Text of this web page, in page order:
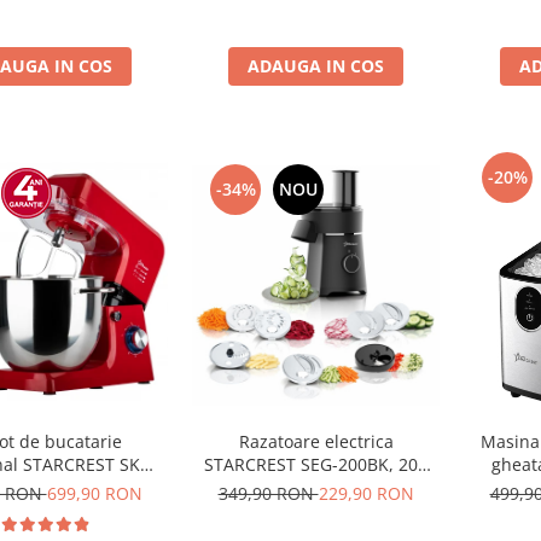
IN COS ADAUGA IN COS
dublu
de bucatarie
STARCREST SKM-
W, Bol 10 L Inox,
metalice, Rosu
RON699,90 RON
-34% NOU
Razatoare electrica
STARCREST SEG-200BK, 200
W, 7 moduri de taiere, Negru
349,90 RON229,90 RON
-20%